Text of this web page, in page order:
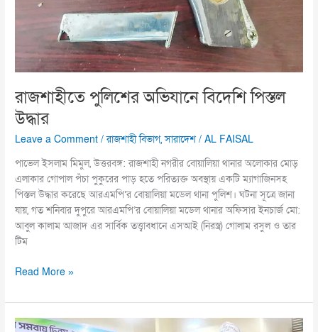
রাজশাহীতে পুলিশের অভিযানে বিদেশি পিস্তল
উদ্ধার
Leave a Comment /রাজশাহী বিভাগ,সারাদেশ /AL FAISAL
পাভেল ইসলাম মিমুল, উত্তরবঙ্গ: রাজশাহী নগরীর বোয়ালিয়া থানার অলোকার মোড়
এলাকার গোপাল পঁচা পুকুরের পাড় হতে পরিত্যক্ত অবস্থায় একটি ম্যাগাজিনসহ
পিস্তল উদ্ধার করেছে আরএমপি’র বোয়ালিয়া মডেল থানা পুলিশ। ঘটনা সূত্রে জানা
যায়, গত শনিবার দুপুরে আরএমপি’র বোয়ালিয়া মডেল থানার অফিসার ইনচার্জ মো:
আবুল কালাম আজাদ এর সার্বিক তত্ত্বাবধানে এসআই (নিরস্ত্র) গোলাম রসুল ও তার
টিম
Read More »
বোচাগঞ্জে